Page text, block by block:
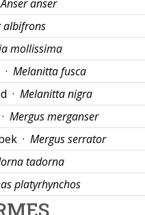
Anser anser
albifrons
mollissima
Melanitta fusca
· Melanitta nigra
Mergus merganser
· Mergus serrator
tadorna
platyrhynchos